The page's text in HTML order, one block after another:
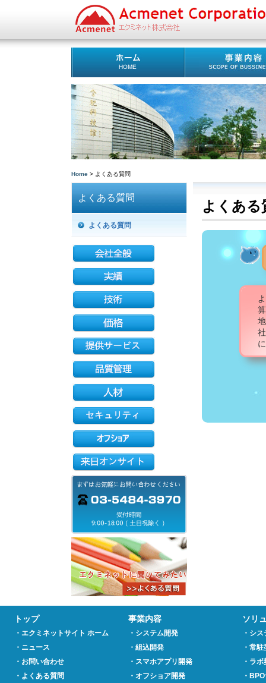
Home > よくある質問
よくある
よくある質問
よくある質問
トップ
・エクミネットサイト ホーム
・ニュース
・お問い合わせ
・よくある質問
事業内容
・システム開発
・組込開発
・スマホアプリ開発
・オフショア開発
ソリ
・シ
・常
・ラ
・